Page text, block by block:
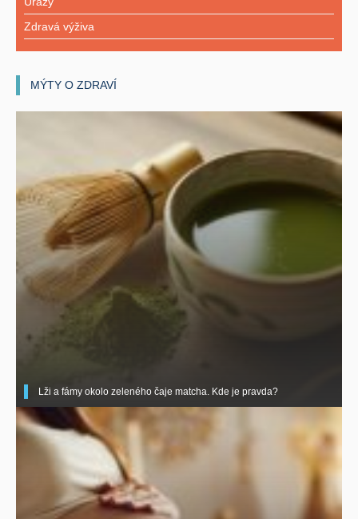
Zdravá výživa
MÝTY O ZDRAVÍ
Lži a fámy okolo zeleného čaje matcha. Kde je pravda?